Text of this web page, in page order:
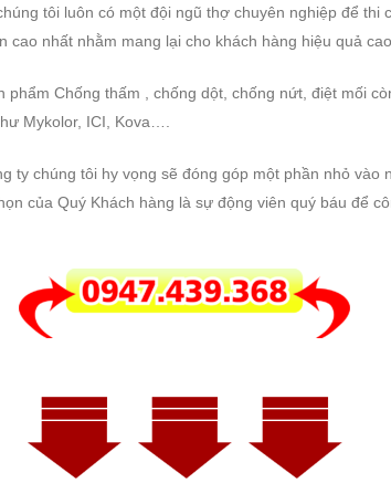
tôi luôn có một đội ngũ thợ chuyên nghiệp để thi
cao nhất nhằm mang lại cho khách hàng hiệu quả
phẩm Chống thấm , chống dột, chống nứt, điệt mối
Mykolor, ICI, Kova….
ty chúng tôi hy vọng sẽ đóng góp một phần nhỏ vào
của Quý Khách hàng là sự động viên quý báu để